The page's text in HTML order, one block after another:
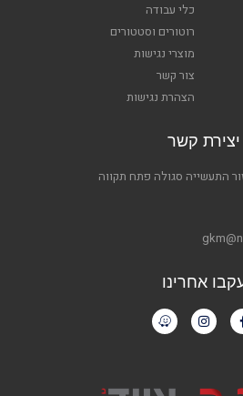
כלי עבודה
רוטורים וסטטורים
מוצרי נגישות
צור קשר
הצהרת נגישות
יצירת קשר
אחרינו